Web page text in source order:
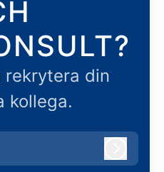
rekrytera din
kollega.